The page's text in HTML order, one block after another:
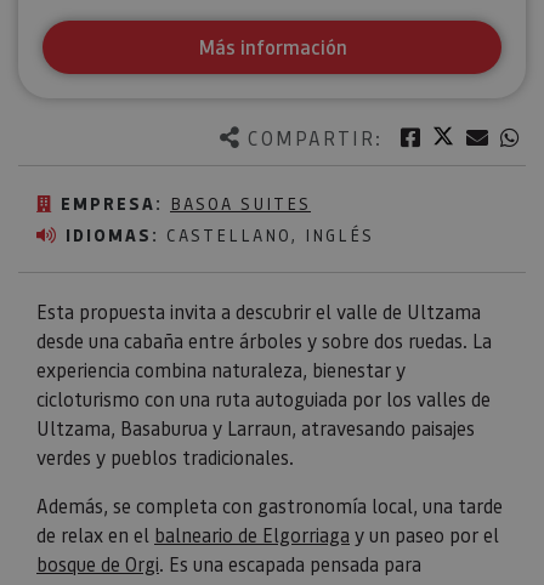
COMPARTIR: Facebook
Twitter
EMPRESA: BASOA SUITES
IDIOMAS: CASTELLANO, INGLÉS
Esta propuesta invita a descubrir el valle de Ultzama
desde una cabaña entre árboles y sobre dos ruedas. La
experiencia combina naturaleza, bienestar y
cicloturismo con una ruta autoguiada por los valles de
Ultzama, Basaburua y Larraun, atravesando paisajes
verdes y pueblos tradicionales.
Además, se completa con gastronomía local, una tarde
de relax en el balneario de Elgorriaga y un paseo por el
bosque de Orgi. Es una escapada pensada para
Más información